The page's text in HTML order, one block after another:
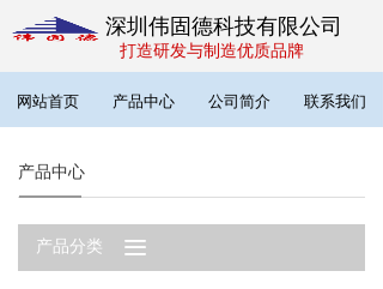
网站首页 产品中心 公司简介 联系我们
深圳伟固德科技有限公司
打造研发与制造优质品牌
产品中心
끀
产品分类